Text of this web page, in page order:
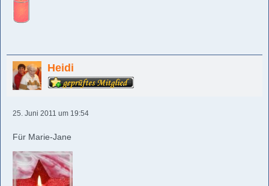
Heidi
25. Juni 2011 um 19:54
Für Marie-Jane